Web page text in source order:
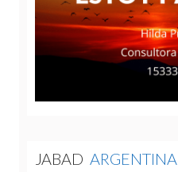
JABAD ARGENTINA